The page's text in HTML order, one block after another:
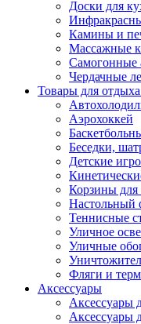
Доски для
Камины и
Массажные
Самогонные
Чердачные
Товары для
Аэрохоккей
Беседки,
Детские
Корзины для
Настольный
Теннисные
Уличное
Уличные
Фляги и
Аксессуары
Аксессуары
Аксессуары